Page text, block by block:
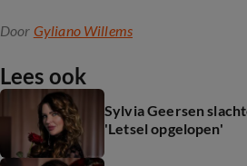
Door Gyliano Willems
Lees ook
Sylvia Geersen
'Letsel opgelopen'